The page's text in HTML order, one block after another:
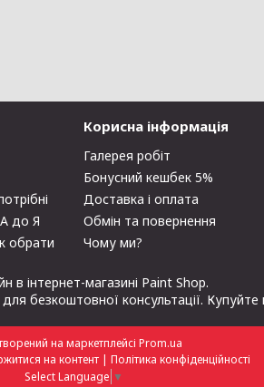
до Я
обрати
Корисна інформація
Галерея робіт
Бонусний кешбек 5%
Доставка і оплата
Обмін та повернення
Чому ми?
в інтернет-магазині Paint Shop.
безкоштовної консультації.
на маркетплейсі Prom.ua
на контент | Політика конфіденційності
Select Language ▼